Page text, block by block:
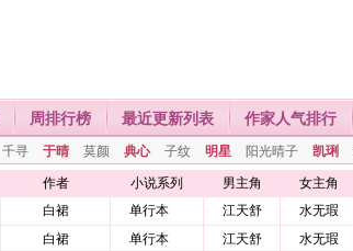
周排行榜 最近更新列表 作家人气排行
千寻 于晴 莫颜 典心 子纹 明星 阳光晴子 凯琍
作者 小说系列 男主角 女主角
白裙 单行本 江天舒 水无瑕
白裙 单行本 江天舒 水无瑕